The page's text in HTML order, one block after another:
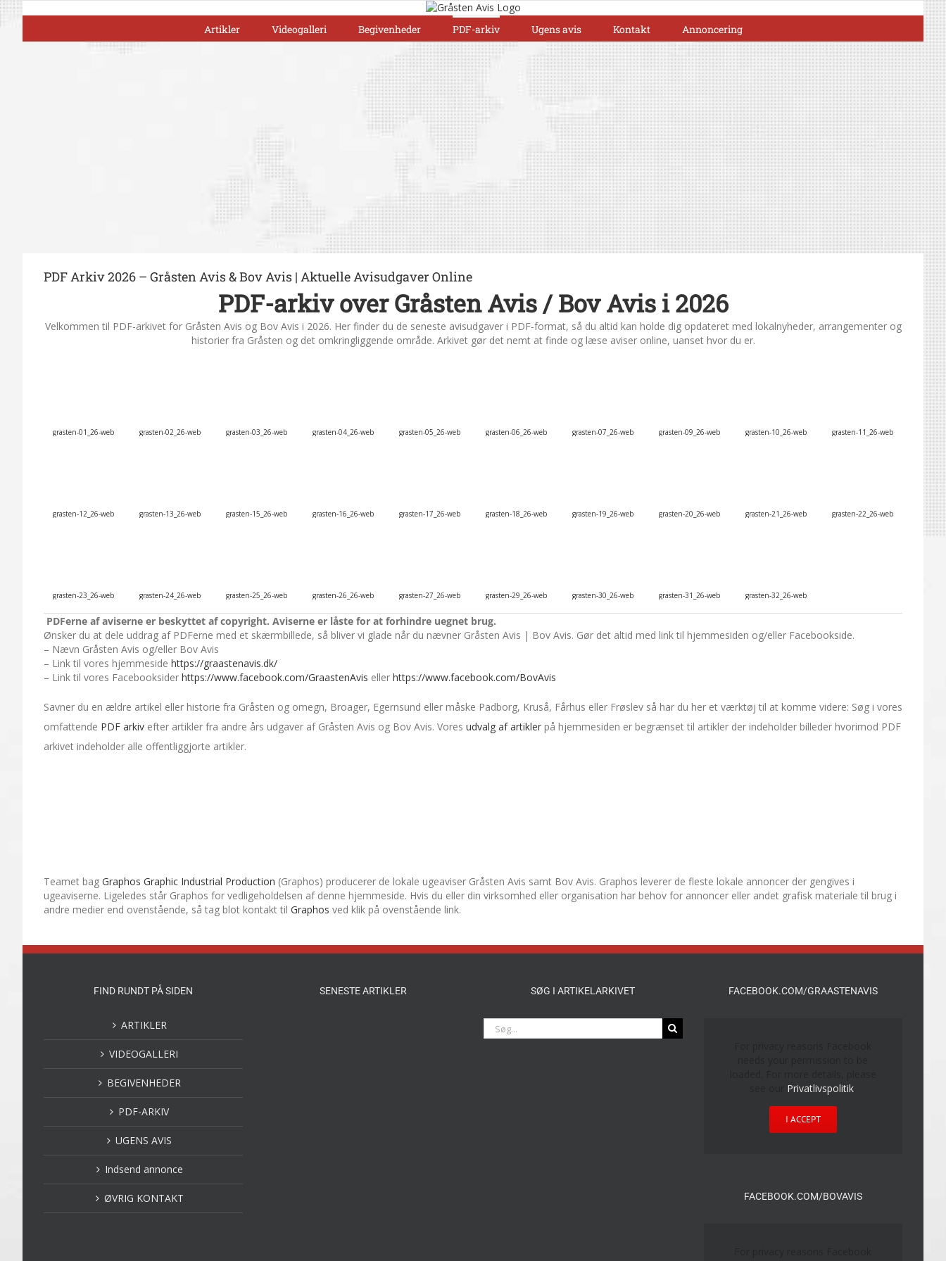
Skip
Artikler Videogalleri Begivenheder PDF-arkiv Ugens avis Kontakt Annoncering
PDF Arkiv 2026 – Gråsten Avis & Bov Avis | Aktuelle Avisudgaver Online
PDF-arkiv over Gråsten Avis / Bov Avis i 2026
Velkommen til PDF-arkivet for Gråsten Avis og Bov Avis i 2026. Her finder du de seneste avisudgaver i PDF-format, så du altid kan holde dig opdateret med lokalnyheder, arrangementer og
historier fra Gråsten og det omkringliggende område. Arkivet gør det nemt at finde og læse aviser online, uanset hvor du er.
grasten-01_26-web grasten-02_26-web grasten-03_26-web grasten-04_26-web grasten-05_26-web grasten-06_26-web grasten-07_26-web grasten-09_26-web grasten-10_26-web grasten-11_26-web
grasten-12_26-web grasten-13_26-web grasten-15_26-web grasten-16_26-web grasten-17_26-web grasten-18_26-web grasten-19_26-web grasten-20_26-web grasten-21_26-web grasten-22_26-web
grasten-23_26-web grasten-24_26-web grasten-25_26-web grasten-26_26-web grasten-27_26-web grasten-29_26-web grasten-30_26-web grasten-31_26-web grasten-32_26-web
PDFerne af aviserne er beskyttet af copyright. Aviserne er låste for at forhindre uegnet brug.
Ønsker du at dele uddrag af PDFerne med et skærmbillede, så bliver vi glade når du nævner Gråsten Avis | Bov Avis. Gør det altid med link til hjemmesiden og/eller Facebookside.
– Nævn Gråsten Avis og/eller Bov Avis
– Link til vores hjemmeside https://graastenavis.dk/
– Link til vores Facebooksider https://www.facebook.com/GraastenAvis eller https://www.facebook.com/BovAvis
Savner du en ældre artikel eller historie fra Gråsten og omegn, Broager, Egernsund eller måske Padborg, Kruså, Fårhus eller Frøslev så har du her et værktøj til at komme videre: Søg i vores
omfattende PDF arkiv efter artikler fra andre års udgaver af Gråsten Avis og Bov Avis. Vores udvalg af artikler på hjemmesiden er begrænset til artikler der indeholder billeder hvorimod PDF
arkivet indeholder alle offentliggjorte artikler.
Teamet bag Graphos Graphic Industrial Production (Graphos) producerer de lokale ugeaviser Gråsten Avis samt Bov Avis. Graphos leverer de fleste lokale annoncer der gengives i
ugeaviserne. Ligeledes står Graphos for vedligeholdelsen af denne hjemmeside. Hvis du eller din virksomhed eller organisation har behov for annoncer eller andet grafisk materiale til brug i
andre medier end ovenstående, så tag blot kontakt til Graphos ved klik på ovenstående link.
FIND RUNDT PÅ SIDEN
ARTIKLER
VIDEOGALLERI
BEGIVENHEDER
PDF-ARKIV
UGENS AVIS
Indsend annonce
ØVRIG KONTAKT
SENESTE ARTIKLER SØG I ARTIKELARKIVET
Søg
efter:
FACEBOOK.COM/GRAASTENAVIS
Privatlivspolitik
I ACCEPT
FACEBOOK.COM/BOVAVIS